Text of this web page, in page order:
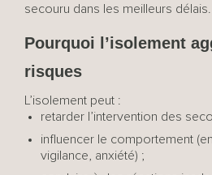
secouru dans les meilleurs délais.
Pourquoi l’isolement
risques
L’isolement peut :
retarder l’intervention des
influencer le comportement
vigilance, anxiété) ;